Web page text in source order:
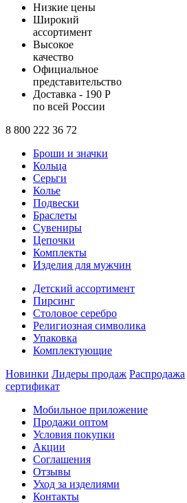
Низкие цены
Широкий
ассортимент
Высокое
качество
Официальное
представительство
Доставка - 190 Р
по всей России
8 800 222 36 72
Броши и значки
Кольца
Серьги
Колье
Подвески
Браслеты
Сувениры
Цепочки
Комплекты
Изделия для мужчин
Детский ассортимент
Пирсинг
Столовое серебро
Религиозная символика
Упаковка
Комплектующие
Новинки Лидеры продаж Распродажа
сертификат
Мобильное приложение
Продажи оптом
Условия покупки
Акции
Соглашения
Отзывы
Уход за изделиями
Контакты